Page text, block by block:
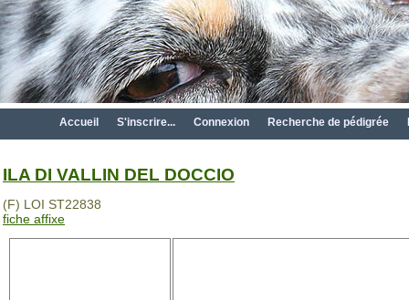
Accueil S'inscrire... Connexion Recherche de pédigrée
ILA DI VALLIN DEL DOCCIO
(F) LOI ST22838
fiche affixe